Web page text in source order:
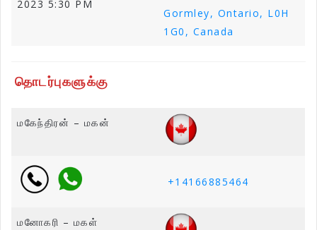
2023 5:30 PM
Gormley, Ontario, L0H
1G0, Canada
தொடர்புகளுக்கு
மகேந்திரன் – மகன்
+14166885464
மனோகரி – மகள்